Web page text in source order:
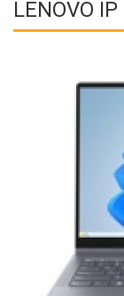
LENOVO